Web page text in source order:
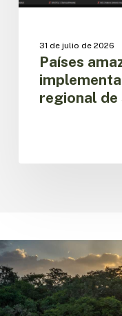
seguridad
31 de julio de 2026
Países
regional